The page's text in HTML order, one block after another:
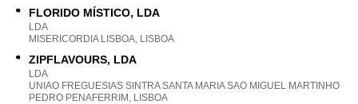
FLORIDO MÍSTICO, LDA
LDA
MISERICORDIA LISBOA, LISBOA
ZIPFLAVOURS, LDA
LDA
UNIAO FREGUESIAS SINTRA SANTA MARIA SAO MIGUEL MARTINHO
PEDRO PENAFERRIM, LISBOA